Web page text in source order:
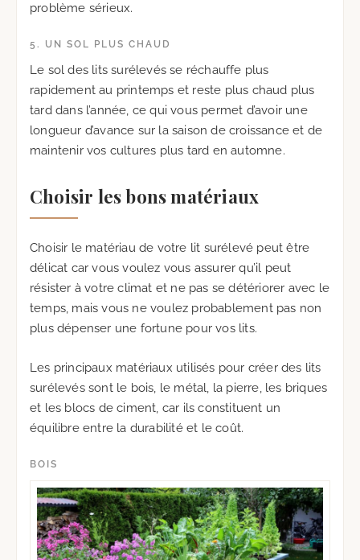
problème sérieux.
5. UN SOL PLUS CHAUD
Le sol des lits surélevés se réchauffe plus
rapidement au printemps et reste plus chaud plus
tard dans l’année, ce qui vous permet d’avoir une
longueur d’avance sur la saison de croissance et de
maintenir vos cultures plus tard en automne.
Choisir les bons matériaux
Choisir le matériau de votre lit surélevé peut être
délicat car vous voulez vous assurer qu’il peut
résister à votre climat et ne pas se détériorer avec le
temps, mais vous ne voulez probablement pas non
plus dépenser une fortune pour vos lits.
Les principaux matériaux utilisés pour créer des lits
surélevés sont le bois, le métal, la pierre, les briques
et les blocs de ciment, car ils constituent un
équilibre entre la durabilité et le coût.
BOIS